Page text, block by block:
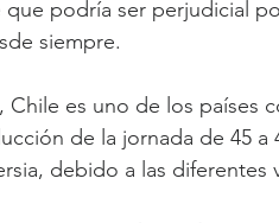
podría ser perjudicial
siempre.
Chile es uno de los países
de la jornada de 45
debido a las diferentes